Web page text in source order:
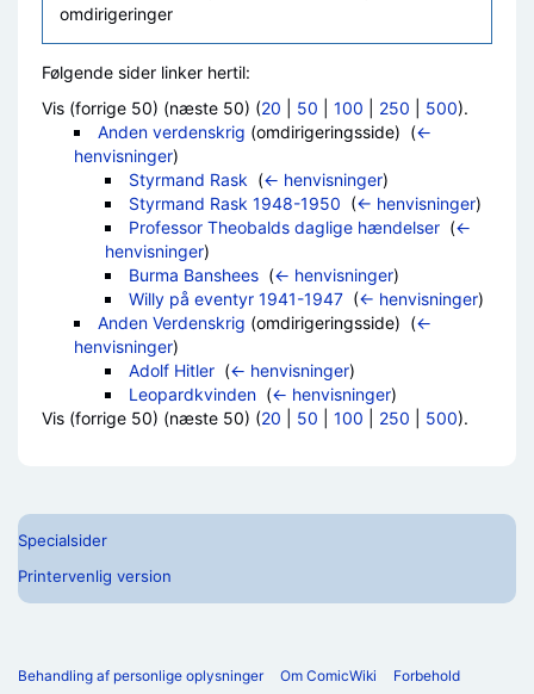
omdirigeringer
Følgende sider linker hertil:
Vis (forrige 50) (næste 50) (20 50 100 250 500).
Anden verdenskrig (omdirigeringsside) ‎ (←
henvisninger)
Styrmand Rask (← henvisninger)
Styrmand Rask 1948-1950 (← henvisninger)
Professor Theobalds daglige hændelser (←
henvisninger)
Burma Banshees (← henvisninger)
Willy på eventyr 1941-1947 (← henvisninger)
Anden Verdenskrig (omdirigeringsside) ‎ (←
henvisninger)
Adolf Hitler (← henvisninger)
Leopardkvinden (← henvisninger)
Vis (forrige 50) (næste 50) (20 50 100 250 500).
Specialsider
Printervenlig version
Behandling af personlige oplysninger Om ComicWiki Forbehold